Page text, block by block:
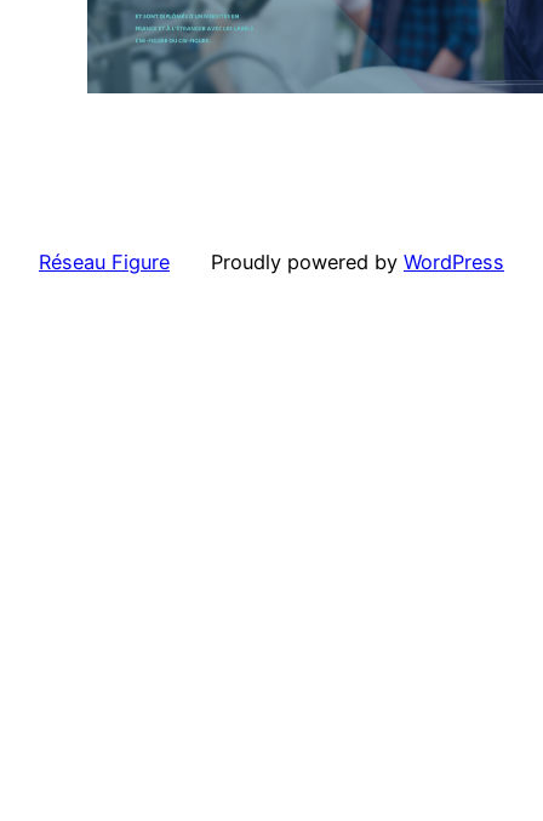
Réseau Figure Proudly powered by WordPress